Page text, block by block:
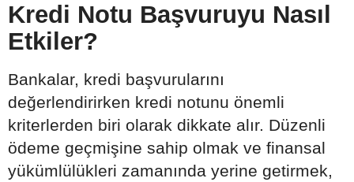
Kredi Notu Başvuruyu Nasıl
Etkiler?
Bankalar, kredi başvurularını
değerlendirirken kredi notunu önemli
kriterlerden biri olarak dikkate alır. Düzenli
ödeme geçmişine sahip olmak ve finansal
yükümlülükleri zamanında yerine getirmek,